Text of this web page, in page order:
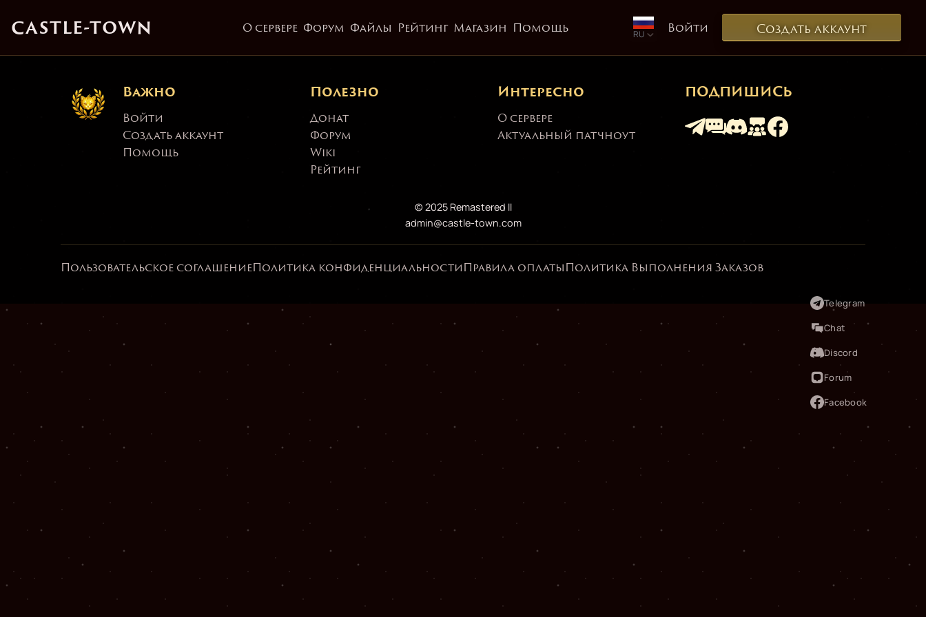
Telegram
Chat
Discord
Forum
Facebook
CASTLE-TOWN О сервере Форум Файлы Рейтинг Магазин Помощь RU Войти Создать аккаунт
[Not phrase «game_rules_title»]
Важно
Войти
Создать аккаунт
Помощь
Полезно
Донат
Форум
Wiki
Рейтинг
Интересно
О сервере
Актуальный патчноут
ПОДПИШИСЬ
© 2025 Remastered II
admin@castle-town.com
Пользовательское соглашениеПолитика конфиденциальностиПравила оплатыПолитика Выполнения Заказов